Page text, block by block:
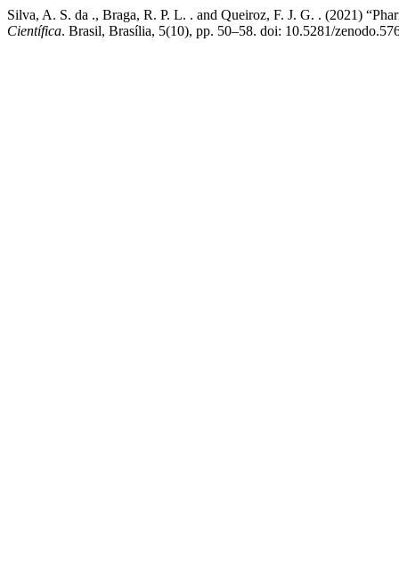
Silva, A. S. da ., Braga, R. P. L. . and Queiroz, F. J. G. . (2021)
Científica. Brasil, Brasília, 5(10), pp. 50–58. doi: 10.5281/